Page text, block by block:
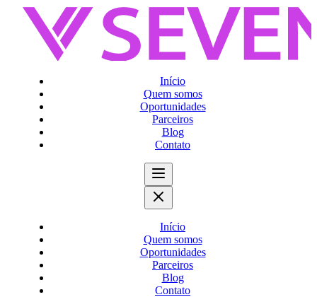
Início
Quem somos
Oportunidades
Parceiros
Blog
Contato
Início
Quem somos
Oportunidades
Parceiros
Blog
Contato